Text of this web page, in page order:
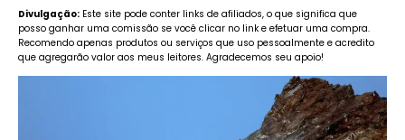
Divulgação: Este site pode conter links de afiliados, o que significa que
posso ganhar uma comissão se você clicar no link e efetuar uma compra.
Recomendo apenas produtos ou serviços que uso pessoalmente e acredito
que agregarão valor aos meus leitores. Agradecemos seu apoio!